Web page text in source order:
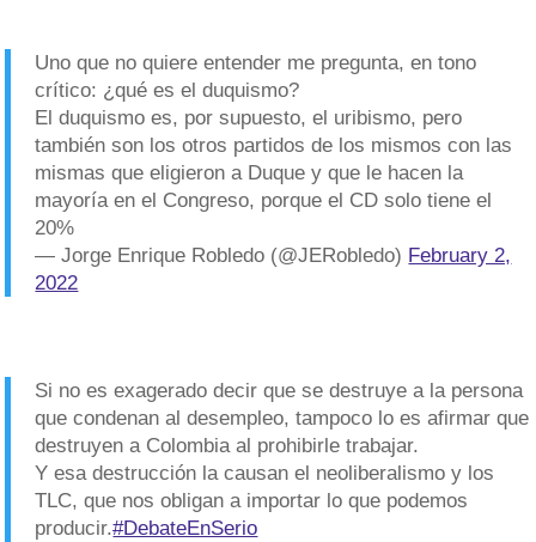
Uno que no quiere entender me pregunta, en tono
crítico: ¿qué es el duquismo?
El duquismo es, por supuesto, el uribismo, pero
también son los otros partidos de los mismos con las
mismas que eligieron a Duque y que le hacen la
mayoría en el Congreso, porque el CD solo tiene el
20%
— Jorge Enrique Robledo (@JERobledo) February 2,
2022
Si no es exagerado decir que se destruye a la persona
que condenan al desempleo, tampoco lo es afirmar que
destruyen a Colombia al prohibirle trabajar.
Y esa destrucción la causan el neoliberalismo y los
TLC, que nos obligan a importar lo que podemos
producir.#DebateEnSerio